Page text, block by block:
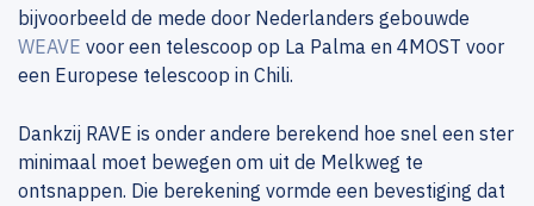
bijvoorbeeld de mede door Nederlanders gebouwde
WEAVE voor een telescoop op La Palma en 4MOST voor
een Europese telescoop in Chili.
Dankzij RAVE is onder andere berekend hoe snel een ster
minimaal moet bewegen om uit de Melkweg te
ontsnappen. Die berekening vormde een bevestiging dat